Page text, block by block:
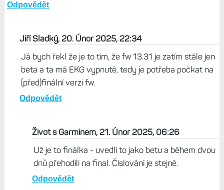
Odpovědět
Jiří Sladký, 20. Únor 2025, 22:34
Já bych řekl že je to tím, že fw 13.31 je zatím stále jen
beta a ta má EKG vypnuté, tedy je potřeba počkat na
(před)finální verzi fw.
Odpovědět
Život s Garminem, 21. Únor 2025, 06:26
Už je to finálka - uvedli to jako betu a během dvou
dnů přehodili na final. Číslování je stejné.
Odpovědět